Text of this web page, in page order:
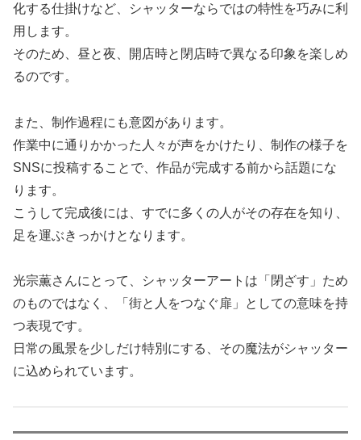
化する仕掛けなど、シャッターならではの特性を巧みに利
用します。
そのため、昼と夜、開店時と閉店時で異なる印象を楽しめ
るのです。
また、制作過程にも意図があります。
作業中に通りかかった人々が声をかけたり、制作の様子を
SNSに投稿することで、作品が完成する前から話題にな
ります。
こうして完成後には、すでに多くの人がその存在を知り、
足を運ぶきっかけとなります。
光宗薫さんにとって、シャッターアートは「閉ざす」ため
のものではなく、「街と人をつなぐ扉」としての意味を持
つ表現です。
日常の風景を少しだけ特別にする、その魔法がシャッター
に込められています。